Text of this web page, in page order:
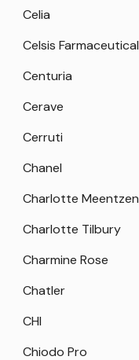
Celia
Celsis Farmaceutical
Centuria
Cerave
Cerruti
Chanel
Charlotte Meentzen
Charlotte Tilbury
Charmine Rose
Chatler
CHI
Chiodo Pro